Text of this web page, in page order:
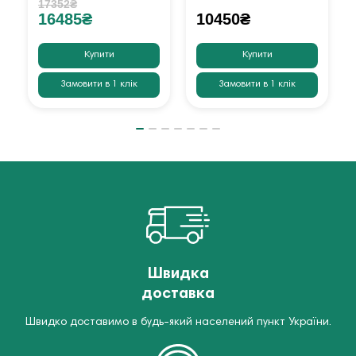
17352₴
16485₴
Купити
Замовити в 1 клік
10450₴
Купити
Замовити в 1 клік
Швидка
доставка
Швидко доставимо в будь-який населений пункт України.